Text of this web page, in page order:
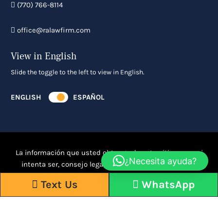
(770) 766-8114
office@ralawfirm.com
View in English
Slide the toggle to the left to view in English.
ENGLISH ESPAÑOL
La información que usted obtenga de este sitio, no es ni
intenta ser, consejo legal. Usted debe consultar a un
abogado para obtener consejo en relación a su situación
individual.Click aquí para ver Límite de responsabilidades
Text Us WhatsApp
¿Necesita ayuda?